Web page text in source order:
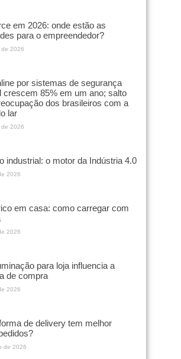
em 2026: onde estão as
para o empreendedor?
2026
por sistemas de segurança
crescem 85% em um ano; salto
dos brasileiros com a
lar
2026
industrial: o motor da Indústria 4.0
2026
em casa: como carregar com
2026
para loja influencia a
de compra
2026
de delivery tem melhor
de 2026